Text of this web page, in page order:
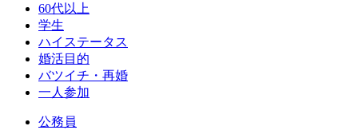
60代以上
学生
ハイステータス
婚活目的
バツイチ・再婚
一人参加
公務員